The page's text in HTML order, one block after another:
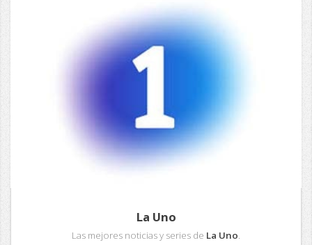
La Uno
Las mejores noticias y series de La Uno.